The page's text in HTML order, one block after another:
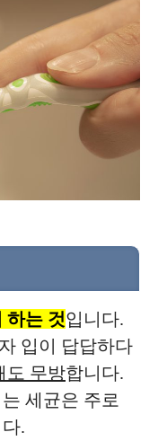
하는 것입니다.
입이 답답하다
도 무방합니다.
세균은 주로
.